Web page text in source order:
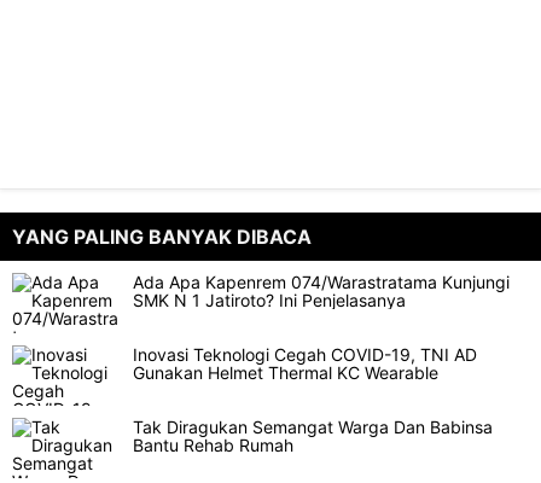
YANG PALING BANYAK DIBACA
Ada Apa Kapenrem 074/Warastratama Kunjungi
SMK N 1 Jatiroto? Ini Penjelasanya
Inovasi Teknologi Cegah COVID-19, TNI AD
Gunakan Helmet Thermal KC Wearable
Tak Diragukan Semangat Warga Dan Babinsa
Bantu Rehab Rumah